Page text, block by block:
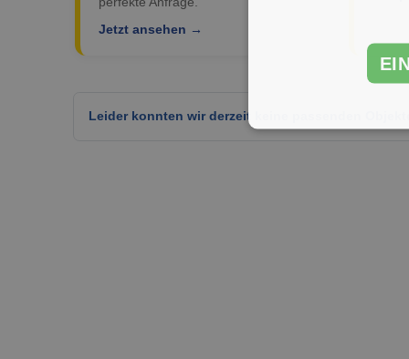
Jetzt ansehen →
Leider konnten wir derzeit keine passenden